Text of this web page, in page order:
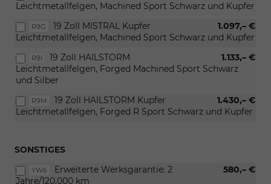
Leichtmetallfelgen, Machined Sport Schwarz und Kupfer
R9G 1.097,– €
19 Zoll MISTRAL Kupfer
Leichtmetallfelgen, Machined Sport Schwarz und Kupfer
R9I 1.133,– €
19 Zoll HAILSTORM
Leichtmetallfelgen, Forged Machined Sport Schwarz
und Silber
R9M 1.430,– €
19 Zoll HAILSTORM Kupfer
Leichtmetallfelgen, Forged R Sport Schwarz und Kupfer
SONSTIGES
YW6 580,– €
Erweiterte Werksgarantie: 2
Jahre/120.000 km